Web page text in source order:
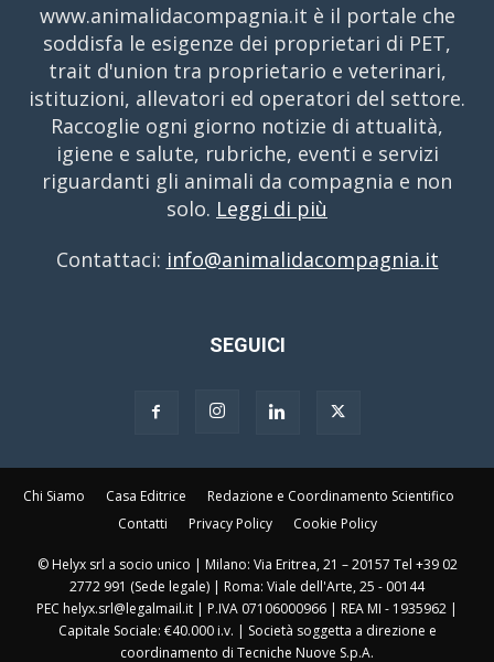
www.animalidacompagnia.it è il portale che
soddisfa le esigenze dei proprietari di PET,
trait d'union tra proprietario e veterinari,
istituzioni, allevatori ed operatori del settore.
Raccoglie ogni giorno notizie di attualità,
igiene e salute, rubriche, eventi e servizi
riguardanti gli animali da compagnia e non
solo. Leggi di più
Contattaci: info@animalidacompagnia.it
SEGUICI
Chi Siamo Casa Editrice
Redazione e Coordinamento Scientifico
Contatti
Privacy Policy Cookie Policy
© Helyx srl a socio unico | Milano: Via Eritrea, 21 – 20157 Tel +39 02
2772 991 (Sede legale) | Roma: Viale dell'Arte, 25 - 00144
PEC helyx.srl@legalmail.it | P.IVA 07106000966 | REA MI - 1935962 |
Capitale Sociale: €40.000 i.v. | Società soggetta a direzione e
coordinamento di Tecniche Nuove S.p.A.